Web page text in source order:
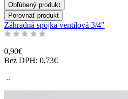
Obľúbený produkt
Porovnať produkt
Záhradná spojka ventilová 3/4"
0,90€
Bez DPH: 0,73€
..